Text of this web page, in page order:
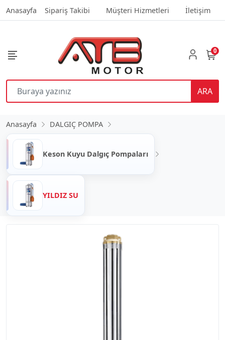
Anasayfa Sipariş Takibi Müşteri Hizmetleri İletişim
ARA
0
Anasayfa DALGIÇ POMPA
Keson Kuyu Dalgıç Pompaları
YILDIZ SU